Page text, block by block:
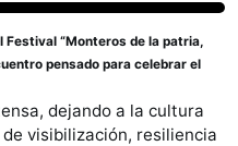
Festival “Monteros de la patria,
pensado para celebrar el
dejando a la cultura
visibilización, resiliencia